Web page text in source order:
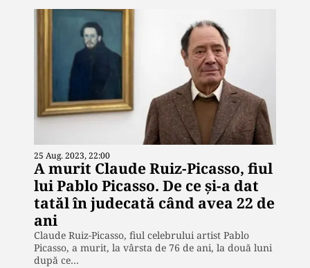
25 Aug. 2023, 22:00
A murit Claude Ruiz-Picasso, fiul
lui Pablo Picasso. De ce și-a dat
tatăl în judecată când avea 22 de
ani
Claude Ruiz-Picasso, fiul celebrului artist Pablo
Picasso, a murit, la vârsta de 76 de ani, la două luni
după ce…